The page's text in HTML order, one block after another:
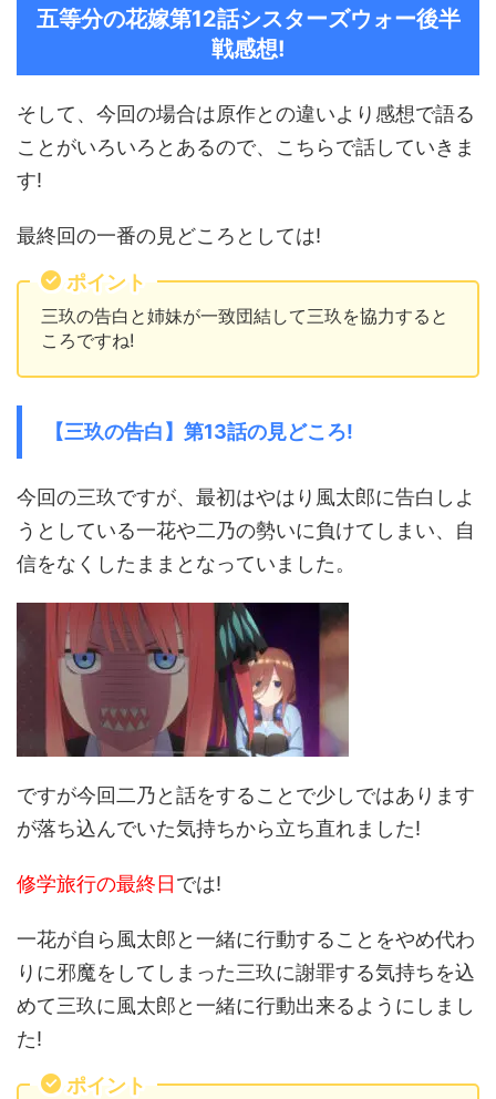
五等分の花嫁第12話シスターズウォー後半
戦感想!
そして、今回の場合は原作との違いより感想で語る
ことがいろいろとあるので、こちらで話していきま
す!
最終回の一番の見どころとしては!
ポイント
三玖の告白 と姉妹が一致団結して三玖を協力する と
ころですね!
【三玖の告白】第13話の見どころ!
今回の三玖ですが、最初はやはり風太郎に告白しよ
うとしている一花や二乃の勢いに負けてしまい、自
信をなくしたままとなっていました。
ですが今回二乃と話をすることで少しではあります
が落ち込んでいた気持ちから立ち直れました!
修学旅行の最終日では!
一花が自ら風太郎と一緒に行動することをやめ代わ
りに邪魔をしてしまった三玖に謝罪する気持ちを込
めて三玖に風太郎と一緒に行動出来るようにしまし
た!
ポイント